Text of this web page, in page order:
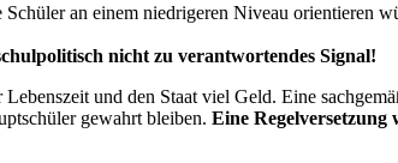
Schüler an einem niedrigeren Niveau
nicht zu verantwortendes Signal!
und den Staat viel Geld. Eine
gewahrt bleiben. Eine Regelversetzung